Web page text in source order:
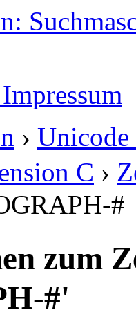
› Unicode
C ›
#
zum
#'